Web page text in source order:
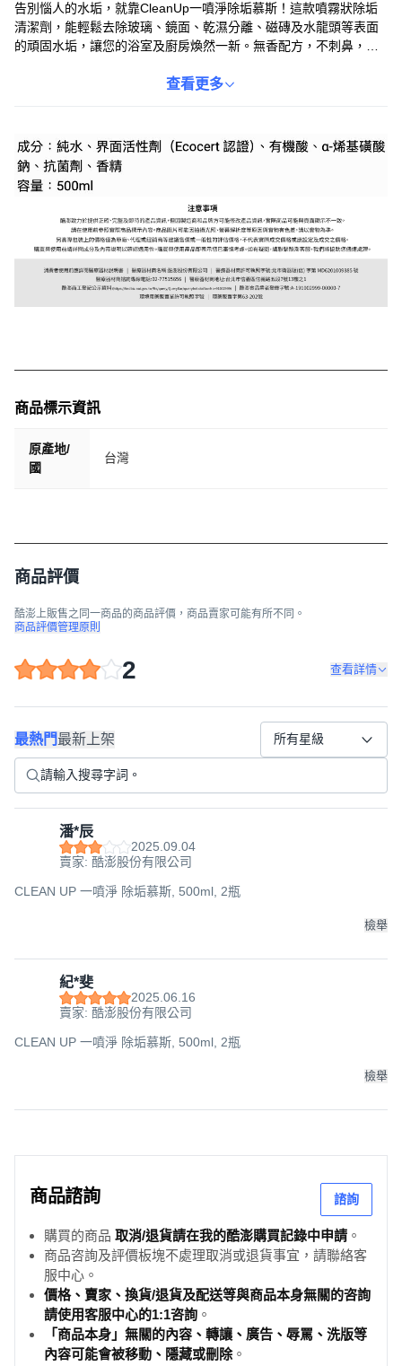
告別惱人的水垢，就靠CleanUp一噴淨除垢慕斯！這款噴霧狀除垢
清潔劑，能輕鬆去除玻璃、鏡面、乾濕分離、磁磚及水龍頭等表面
的頑固水垢，讓您的浴室及廚房煥然一新。無香配方，不刺鼻，使
潔，享受潔淨舒適的生活空間。Coupang嚴選正品，台灣出貨，快
查看更多
商品標示資訊
原產地/
國
台灣
商品評價
酷澎上販售之同一商品的商品評價，商品賣家可能有所不同。
商品評價管理原則
2 查看詳情
最熱門最新上架 所有星級
潘*辰
2025.09.04
賣家: 酷澎股份有限公司
CLEAN UP 一噴淨 除垢慕斯, 500ml, 2瓶
檢舉
紀*斐
2025.06.16
賣家: 酷澎股份有限公司
CLEAN UP 一噴淨 除垢慕斯, 500ml, 2瓶
檢舉
商品諮詢 諮詢
購買的商品 取消/退貨請在我的酷澎購買記錄中申請 。
商品咨詢及評價板塊不處理取消或退貨事宜，請聯絡客
服中心。
價格、賣家、換貨/退貨及配送等與商品本身無關的咨詢
請使用客服中心的1:1咨詢 。
「商品本身」無關的內容、轉讓、廣告、辱罵、洗版等
內容可能會被移動、隱藏或刪除。